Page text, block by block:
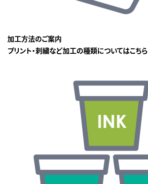
加工方法のご案内
プリント・刺繍など加工の種類についてはこちら